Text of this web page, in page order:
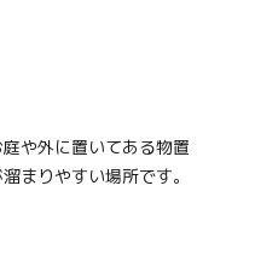
や外に置いてある物置
まりやすい場所です。